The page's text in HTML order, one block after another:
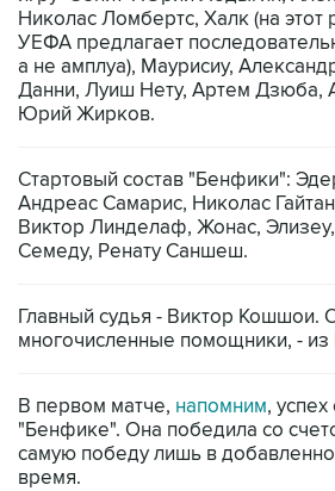
Николас Ломбертс, Халк (на этот
УЕФА предлагает
а не амплуа), Маурисиу,
Данни, Луиш Нету, Артем Дзюба,
Юрий Жирков.
Стартовый состав "Бенфики":
Андреас Самарис, Николас
Виктор Линделаф, Жонас,
Семеду, Ренату Саншеш.
Главный судья - Виктор Кошшои.
многочисленные помощники, - из
В первом матче, напомним, успех
"Бенфике". Она победила со
самую победу лишь в
время.